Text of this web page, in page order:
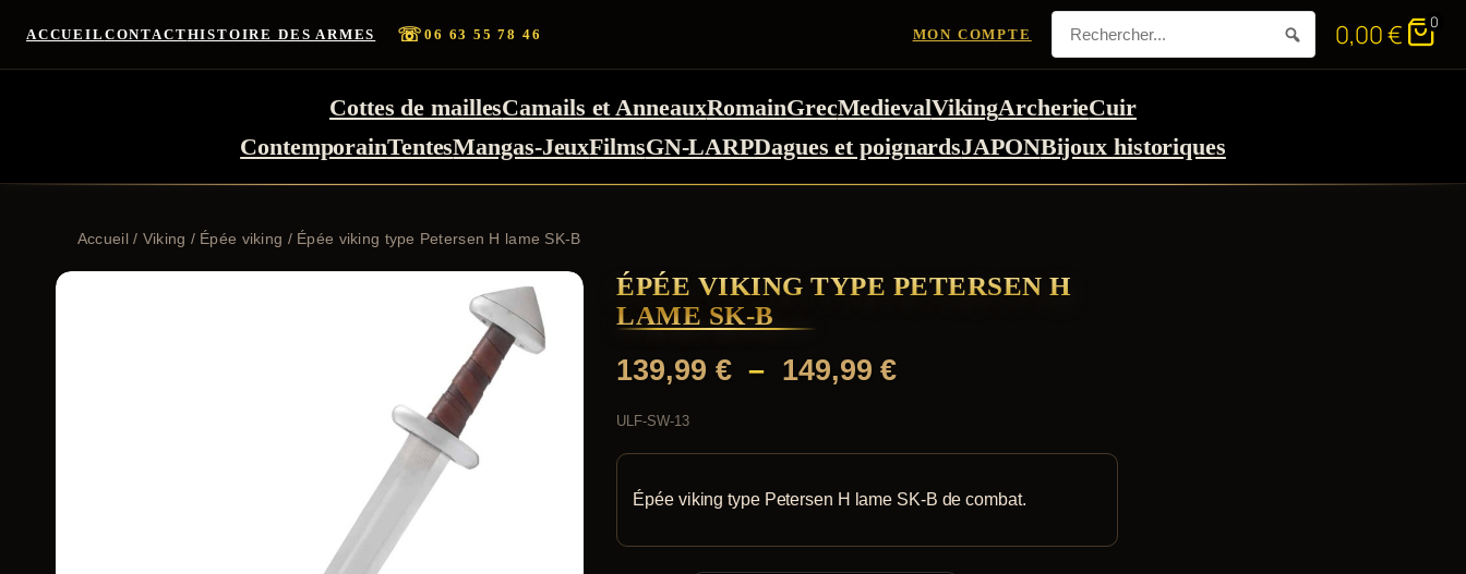
ACCUEIL CONTACTHISTOIRE DES ARMES ☏06 63 55 78 46 MON COMPTE 0,00€ 0
Cottes de maillesCamails et AnneauxRomainGrecMedievalVikingArcherieCuir
ContemporainTentesMangas-JeuxFilmsGN-LARPDagues et poignardsJAPONBijoux historiques
Accueil/ Viking / Épée viking / Épée viking type Petersen H lame SK-B
ÉPÉE VIKING TYPE PETERSEN H
LAME SK-B
139,99 € – 149,99€Plage
prix :
139,99 €
ULF-SW-13
Épée viking type Petersen H lame SK-B de combat.